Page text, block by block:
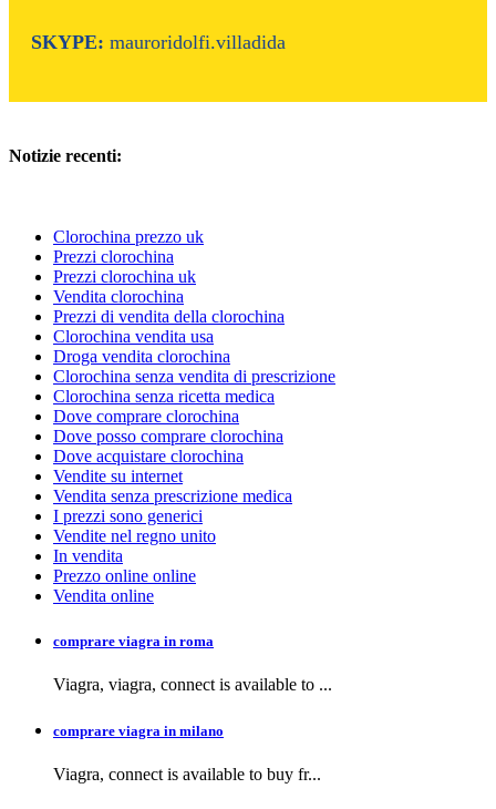
SKYPE: mauroridolfi.villadida
Notizie recenti:
Clorochina prezzo uk
Prezzi clorochina
Prezzi clorochina uk
Vendita clorochina
Prezzi di vendita della clorochina
Clorochina vendita usa
Droga vendita clorochina
Clorochina senza vendita di prescrizione
Clorochina senza ricetta medica
Dove comprare clorochina
Dove posso comprare clorochina
Dove acquistare clorochina
Vendite su internet
Vendita senza prescrizione medica
I prezzi sono generici
Vendite nel regno unito
In vendita
Prezzo online online
Vendita online
comprare viagra in roma
Viagra, viagra, connect is available to ...
comprare viagra in milano
Viagra, connect is available to buy fr...